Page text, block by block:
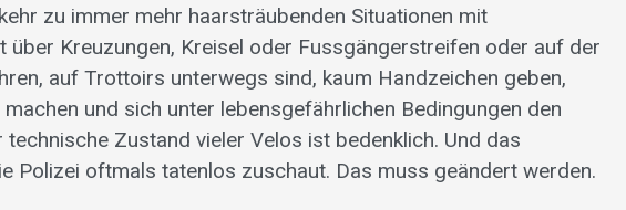
zu immer mehr haarsträubenden Situationen mit
über Kreuzungen, Kreisel oder Fussgängerstreifen oder auf der
auf Trottoirs unterwegs sind, kaum Handzeichen geben,
und sich unter lebensgefährlichen Bedingungen den
Zustand vieler Velos ist bedenklich. Und das
Polizei oftmals tatenlos zuschaut. Das muss geändert werden.